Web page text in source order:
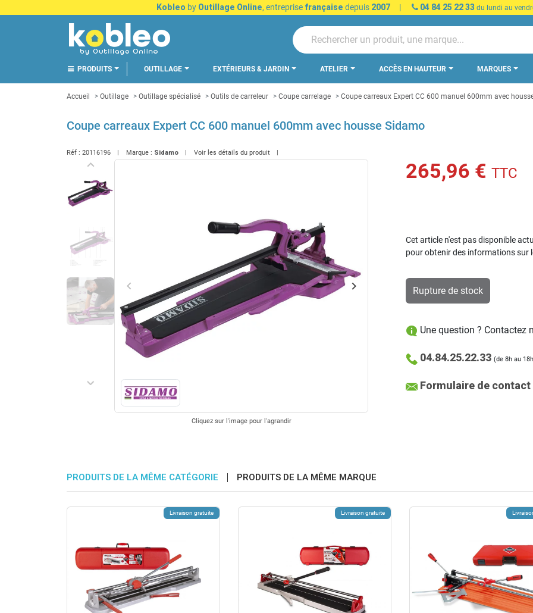
Kobleo by Outillage Online, entreprise française depuis 2007 | 04 84 25 22 33 du lundi au
PRODUITS OUTILLAGE EXTÉRIEURS & JARDIN ATELIER ACCÈS EN HAUTEUR MARQUES
Accueil Outillage Outillage spécialisé Outils de carreleur Coupe carrelage Coupe carreaux Expert CC 600 manuel 600mm avec
Coupe carreaux Expert CC 600 manuel 600mm avec housse Sidamo
Réf : 20116196 Marque : Sidamo Voir les détails du produit
Précédentkeyboard_arrow_left
keyboard_arrow_right
Précédent
keyboard_arrow_left Suivant
keyboard_arrow_right
Cliquez sur l'image pour l'agrandir
265,96 € TTC
Cet article n'est pas disponible
pour obtenir des informations sur
Rupture de stock
Une question ? Contactez
04.84.25.22.33 (de 8h au
Formulaire de contact
PRODUITS DE LA MÊME CATÉGORIE PRODUITS DE LA MÊME MARQUE
Livraison gratuite Livraison gratuite